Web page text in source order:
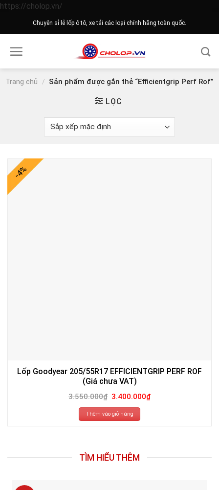
https://cholop.vn/
to
Chuyên sỉ lẻ lốp ô tô, xe tải các loại chính hãng toàn quốc.
Trang chủ / Sản phẩm được gắn thẻ “Efficientgrip Perf Rof”
LỌC
-4%
Lốp Goodyear 205/55R17 EFFICIENTGRIP PERF ROF
(Giá chưa VAT)
3.550.000₫ Giá
gốc
là:
3.550.000₫.
3.400.000₫Giá
hiện
Thêm vào giỏ hàng
TÌM HIỂU THÊM